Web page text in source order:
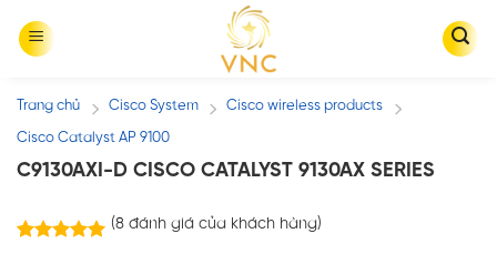
Trang chủ / Cisco System / Cisco wireless products /
Cisco Catalyst AP 9100
C9130AXI-D CISCO CATALYST 9130AX SERIES
(8đánh giá của khách hàng)